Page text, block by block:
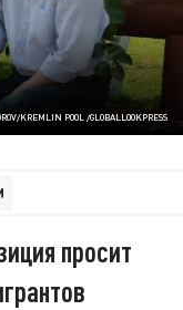
KREMLIN POOL /GLOBALLOOKPRESS
просит